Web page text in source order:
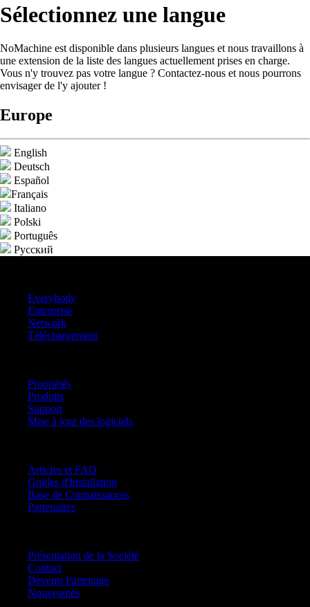
Sélectionnez une langue
NoMachine est disponible dans plusieurs langues et nous travaillons à
une extension de la liste des langues actuellement prises en charge.
Vous n'y trouvez pas votre langue ? Contactez-nous et nous pourrons
envisager de l'y ajouter !
Europe
English
Deutsch
Español
Français
Italiano
Polski
Português
Pусский
Everybody
Enterprise
Network
Téléchargement
Propriétés
Produits
Support
Mise à jour des logiciels
Articles et FAQ
Guides d'Installation
Base de Connaissances
Partenaires
Présentation de la Société
Contact
Devenir Partenaire
Nouveautés